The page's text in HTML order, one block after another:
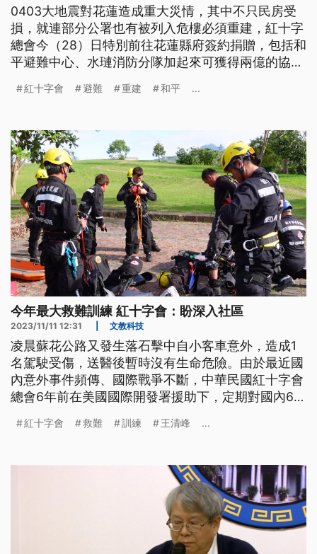
0403大地震對花蓮造成重大災情，其中不只民房受
損，就連部分公署也有被列入危樓必須重建，紅十字
總會今（28）日特別前往花蓮縣府簽約捐贈，包括和
平避難中心、水璉消防分隊加起來可獲得兩億的協
紅十字會 避難 重建 和平 ...
今年最大救難訓練 紅十字會：盼深入社區
2023/11/11 12:31 文教科技
凌晨蘇花公路又發生落石擊中自小客車意外，造成1
名駕駛受傷，送醫後暫時沒有生命危險。由於最近國
內意外事件頻傳、國際戰爭不斷，中華民國紅十字會
總會6年前在美國國際開發署援助下，定期對國內6個
練，11日在台東縣舉行，演練各種情境救難訓練，隨
紅十字會 救難 訓練 王清峰 ...